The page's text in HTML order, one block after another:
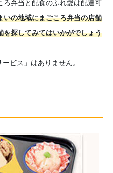
ろ弁当と配食のふれ愛は配達可
いの地域にまごころ弁当の店舗
探してみてはいかがでしょう
ビス」はありません。